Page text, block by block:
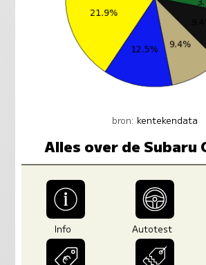
bron: kentekendata
Alles over de Subaru
Info Autotest